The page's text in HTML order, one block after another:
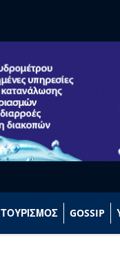
ΤΟΥΡΙΣΜΟΣ GOSSIP